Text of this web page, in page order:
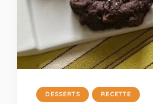
DESSERTS RECETTE